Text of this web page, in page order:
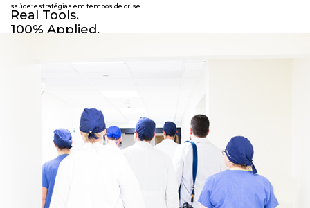
Real Tools.
100% Applied.
saúde: estratégias em tempos de crise